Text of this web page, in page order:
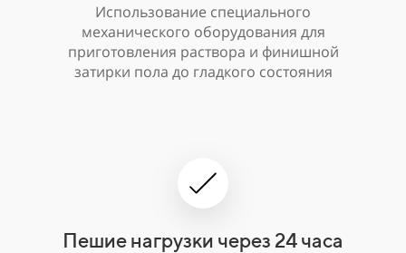
Использование специального
механического оборудования для
приготовления раствора и финишной
затирки пола до гладкого состояния
Пешие нагрузки через 24 часа